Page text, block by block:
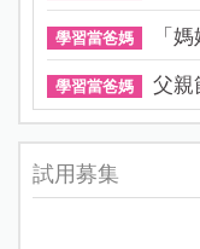
學習當爸媽 「
學習當爸媽 父親
試用募集